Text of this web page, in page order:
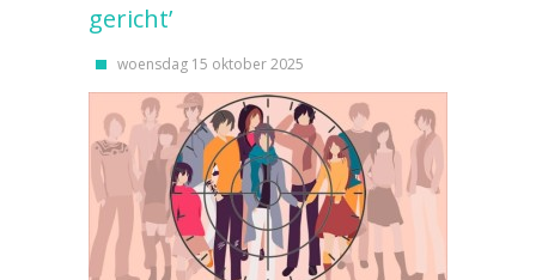
gericht’
woensdag 15 oktober 2025